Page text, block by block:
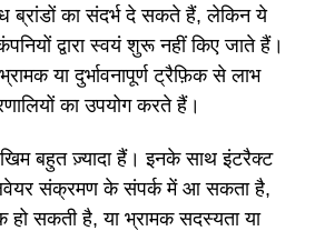
ब्रांडों का संदर्भ दे सकते हैं, लेकिन ये
द्वारा स्वयं शुरू नहीं किए जाते हैं।
या दुर्भावनापूर्ण ट्रैफ़िक से लाभ
का उपयोग करते हैं।
बहुत ज़्यादा हैं। इनके साथ इंटरैक्ट
संक्रमण के संपर्क में आ सकता है,
हो सकती है, या भ्रामक सदस्यता या